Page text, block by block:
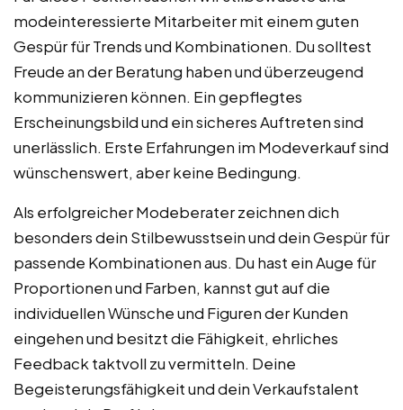
modeinteressierte Mitarbeiter mit einem guten
Gespür für Trends und Kombinationen. Du solltest
Freude an der Beratung haben und überzeugend
kommunizieren können. Ein gepflegtes
Erscheinungsbild und ein sicheres Auftreten sind
unerlässlich. Erste Erfahrungen im Modeverkauf sind
wünschenswert, aber keine Bedingung.
Als erfolgreicher Modeberater zeichnen dich
besonders dein Stilbewusstsein und dein Gespür für
passende Kombinationen aus. Du hast ein Auge für
Proportionen und Farben, kannst gut auf die
individuellen Wünsche und Figuren der Kunden
eingehen und besitzt die Fähigkeit, ehrliches
Feedback taktvoll zu vermitteln. Deine
Begeisterungsfähigkeit und dein Verkaufstalent